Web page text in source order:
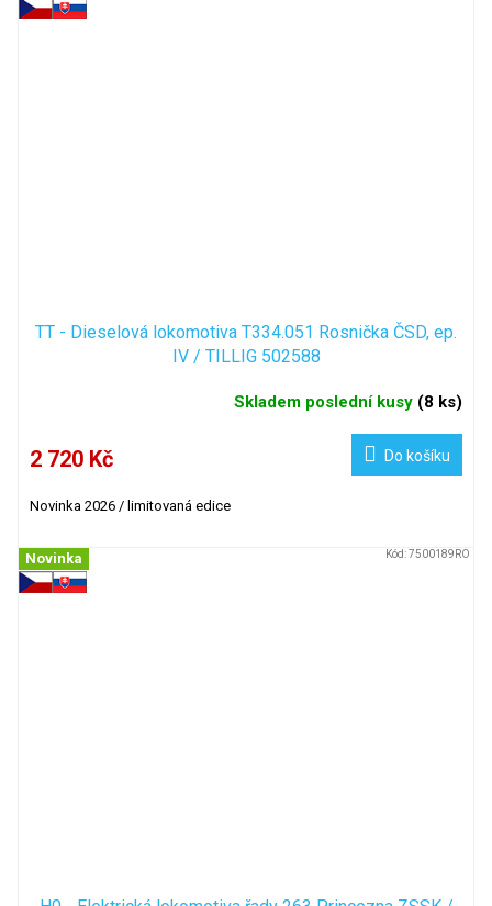
TT - Dieselová lokomotiva T334.051 Rosnička ČSD, ep.
IV / TILLIG 502588
Skladem poslední kusy (8 ks)
2 720 Kč Do košíku
Novinka 2026 / limitovaná edice
Novinka Kód:7500189RO